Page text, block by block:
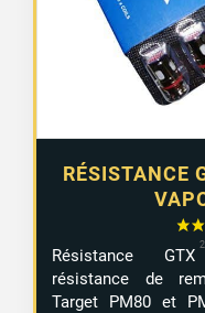
RÉSISTANCE
Résistance
résistance de
Target PM80 et